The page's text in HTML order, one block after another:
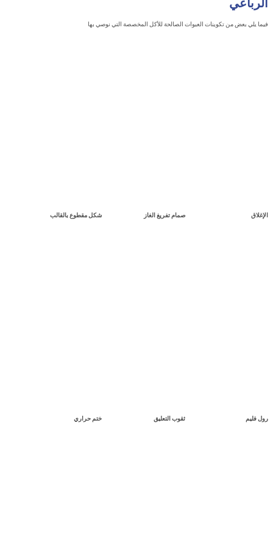
بعض من تكوينات العبوات الصالحة للأكل المخصصة التي نوصي بها
صمام تفريغ الغاز شكل مقطوع بالقالب
ثقوب التعليق ختم حراري